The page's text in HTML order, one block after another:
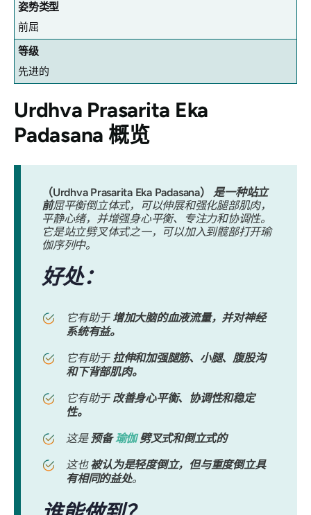
姿势类型
前屈
等级
先进的
Urdhva Prasarita Eka
Padasana 概览
（Urdhva Prasarita Eka Padasana）
是一种站立
前屈平衡倒立体式，可以伸展和强化腿部肌肉，
平静心绪，并增强身心平衡、专注力和协调性。
它是站立劈叉体式之一，可以加入到髋部打开瑜
伽序列中。
好处：
它有助于 增加大脑的血液流量，并对神经
系统有益。
它有助于 拉伸和加强腿筋、小腿、腹股沟
和下背部肌肉。
它有助于 改善身心平衡、协调性和稳定
性。
这是预备瑜伽劈叉式和倒立式的
这也被认为是轻度倒立，但与重度倒立具
有相同的益处。